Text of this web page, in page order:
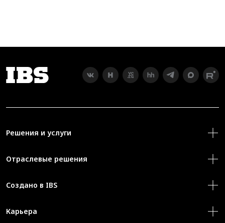
Решения и услуги
Отраслевые решения
Создано в IBS
Карьера